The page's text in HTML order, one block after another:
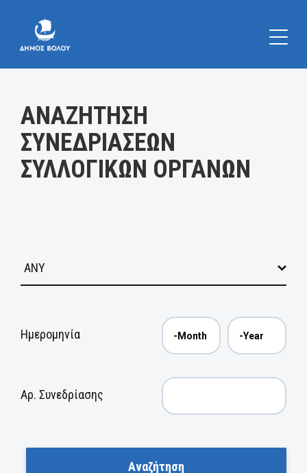
ΑΝΑΖΗΤΗΣΗ
ΣΥΝΕΔΡΙΑΣΕΩΝ
ΣΥΛΛΟΓΙΚΩΝ ΟΡΓΑΝΩΝ
Ημερομηνία
Αρ. Συνεδρίασης